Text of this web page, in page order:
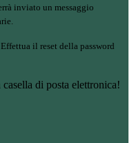
inviato un messaggio
il reset della password
di posta elettronica!